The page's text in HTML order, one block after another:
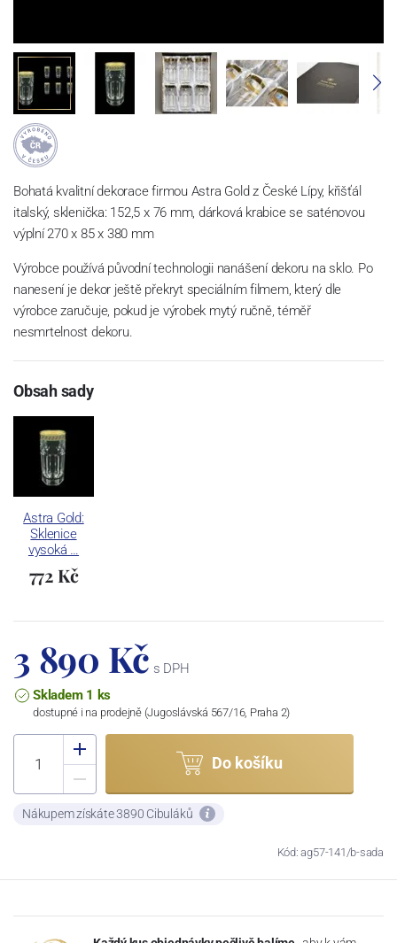
Bohatá kvalitní dekorace firmou Astra Gold z České Lípy, křišťál
italský, sklenička: 152,5 x 76 mm, dárková krabice se saténovou
výplní 270 x 85 x 380 mm
Výrobce používá původní technologii nanášení dekoru na sklo. Po
nanesení je dekor ještě překryt speciálním filmem, který dle
výrobce zaručuje, pokud je výrobek mytý ručně, téměř
nesmrtelnost dekoru.
Obsah sady
Astra Gold:
Sklenice
vysoká …
772 Kč
3 890 Kč s DPH
Skladem 1 ks
dostupné i na prodejně (Jugoslávská 567/16, Praha 2)
Do košíku
Nákupem získáte 3890 Cibuláků
Kód: ag57-141/b-sada